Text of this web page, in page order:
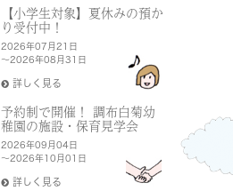
【小学生対象】夏休みの預か
り受付中！
2026年07月21日
～2026年08月31日
詳しく見る
予約制で開催！ 調布白菊幼
稚園の施設・保育見学会
2026年09月04日
～2026年10月01日
詳しく見る